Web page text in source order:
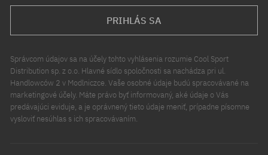
PRIHLÁS SA
Správcom údajov sa na účely tohto vyhlásenia rozumie Cool Sport
Distribution sp. z o.o. Hlavné sídlo spoločnosti sa nachádza pri ul.
Handlowców 2 v Modlniczce. Vaše osobné údaje budú spracovávané na
marketingové účely. Máte právo byť informovaný, aké údaje o Vás
predávajúci eviduje, a je oprávnený tieto údaje meniť, prípadne písomne
vysloviť nesúhlas s ich spracovávaním.